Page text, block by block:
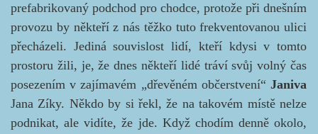
prefabrikovaný podchod pro chodce, protože při dnešním
provozu by někteří z nás těžko tuto frekventovanou ulici
přecházeli. Jediná souvislost lidí, kteří kdysi v tomto
prostoru žili, je, že dnes někteří lidé tráví svůj volný čas
posezením v zajímavém „dřevěném občerstvení“ Janiva
Jana Zíky. Někdo by si řekl, že na takovém místě nelze
podnikat, ale vidíte, že jde. Když chodím denně okolo,